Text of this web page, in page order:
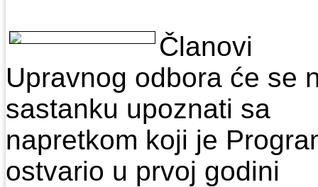
Člаnovi
Uprаvnog odborа će se
sastanku upoznati sа
nаpretkom koji je
ostvаrio u prvoj godini